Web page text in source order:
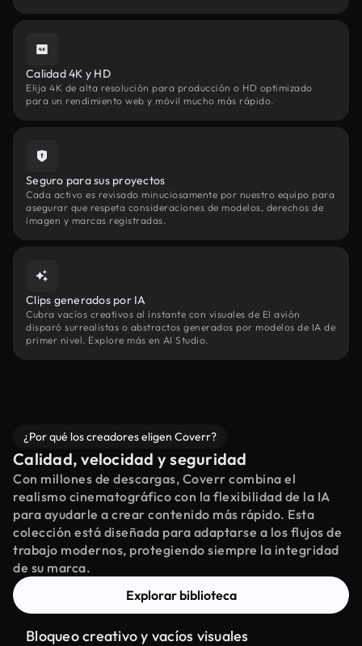
Calidad 4K y HD
Elija 4K de alta resolución para producción o HD optimizado
para un rendimiento web y móvil mucho más rápido.
Seguro para sus proyectos
Cada activo es revisado minuciosamente por nuestro equipo para
asegurar que respeta consideraciones de modelos, derechos de
imagen y marcas registradas.
Clips generados por IA
Cubra vacíos creativos al instante con visuales de El avión
disparó surrealistas o abstractos generados por modelos de IA de
primer nivel. Explore más en AI Studio.
¿Por qué los creadores eligen Coverr?
Calidad, velocidad y seguridad
Con millones de descargas, Coverr combina el
realismo cinematográfico con la flexibilidad de la IA
para ayudarle a crear contenido más rápido. Esta
colección está diseñada para adaptarse a los flujos de
trabajo modernos, protegiendo siempre la integridad
de su marca.
Explorar biblioteca
Bloqueo creativo y vacíos visuales